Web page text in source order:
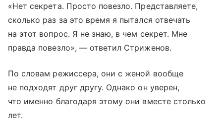
«Нет секрета. Просто повезло. Представляете,
сколько раз за это время я пытался отвечать
на этот вопрос. Я не знаю, в чем секрет. Мне
правда повезло», — ответил Стриженов.
По словам режиссера, они с женой вообще
не подходят друг другу. Однако он уверен,
что именно благодаря этому они вместе столько
лет.